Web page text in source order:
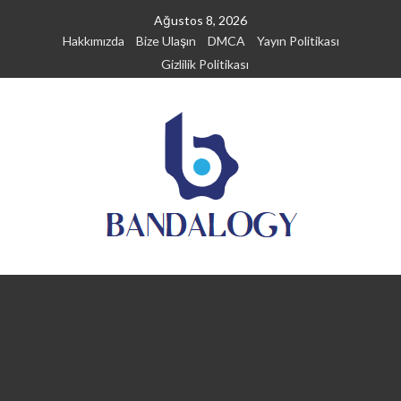
Ağustos 8, 2026
Hakkımızda
Bize Ulaşın DMCA
Yayın Politikası
Gizlilik Politikası